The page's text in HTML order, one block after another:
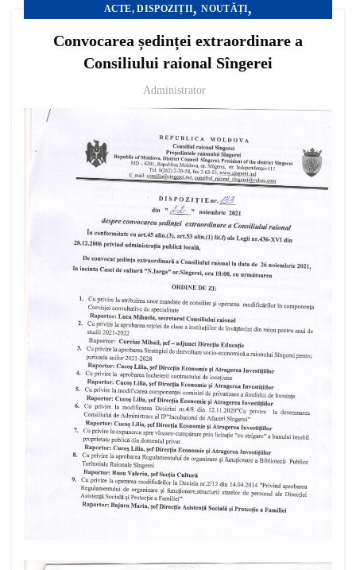
ACTE, DISPOZIȚII,NOUTĂȚI,
Convocarea ședinței extraordinare a
Consiliului raional Sîngerei
Administrator